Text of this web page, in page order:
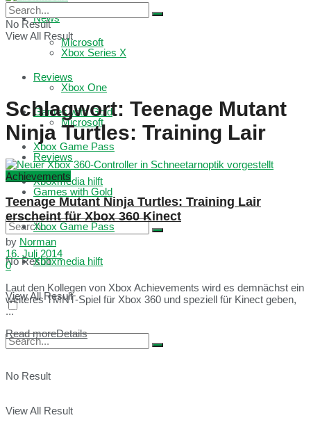
Microsoft
Reviews
Games with Gold
Xbox Game Pass
Xboxmedia hilft
No Result
View All Result
News
Xbox Series X
Xbox One
Microsoft
Reviews
Games with Gold
Xbox Game Pass
Xboxmedia hilft
No Result
View All Result
No Result
View All Result
Schlagwort: Teenage Mutant
Ninja Turtles: Training Lair
Achievements
Teenage Mutant Ninja Turtles: Training Lair
erscheint für Xbox 360 Kinect
by Norman
16. Juli 2014
0
Laut den Kollegen von Xbox Achievements wird es demnächst ein
weiteres TMNT-Spiel für Xbox 360 und speziell für Kinect geben,
...
Read moreDetails